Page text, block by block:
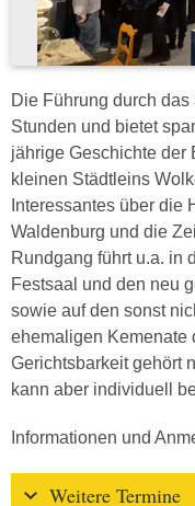
Die Führung durch
Stunden und bietet
jährige Geschichte der
kleinen Städtleins
Interessantes über die
Waldenburg und die
Rundgang führt u.a. in
Festsaal und den neu
sowie auf den sonst
ehemaligen Kemenate
Gerichtsbarkeit gehört
kann aber individuell
Informationen und
Weitere Termine